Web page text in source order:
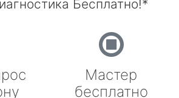
Бесплатно!*
Мастер
бесплатно